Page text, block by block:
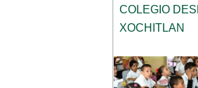
COLEGIO
XOCHITLAN